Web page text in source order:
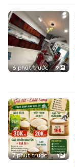
6 phút trước 9
7 phút trước 1